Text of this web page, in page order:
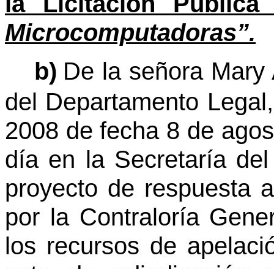
Microcomputadoras”.
b) De la señora
del Departamento
2008 de fecha 8 de
día en la Secretaría
proyecto de respuesta
por la Contraloría
los recursos de